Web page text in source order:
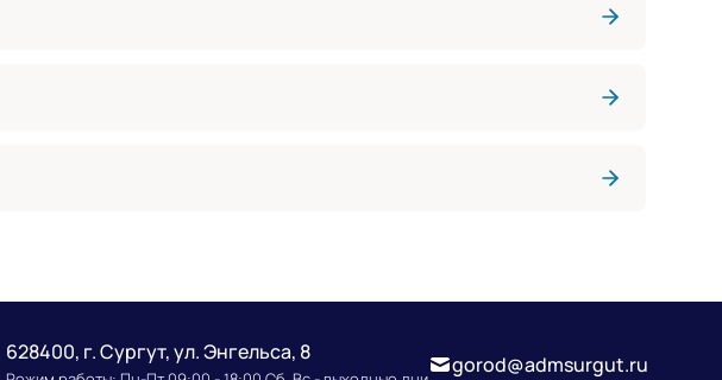
628400, г. Сургут, ул. Энгельса, 8 gorod@admsurgut.ru